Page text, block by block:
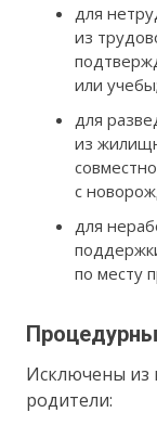
для
из
или учебы;
для
из
с
для
по месту
Исключены из
родители: